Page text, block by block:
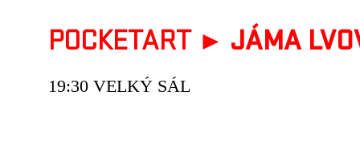
POCKETART ► JÁMA
19:30 VELKÝ SÁL